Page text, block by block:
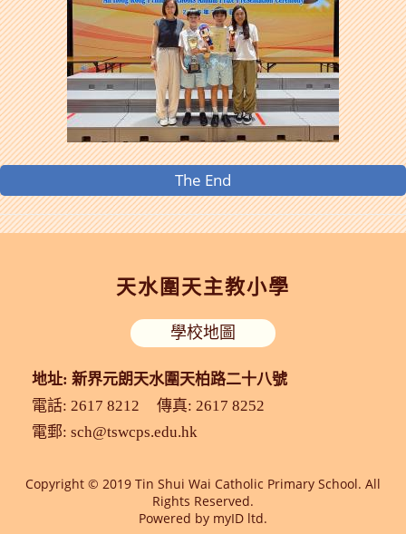
The End
天水圍天主教小學
地址: 新界元朗天水圍天柏路二十八號
學校地圖
電話: 2617 8212
傳真: 2617 8252
電郵: sch@tswcps.edu.hk
Copyright © 2019 Tin Shui Wai Catholic Primary School. All
Rights Reserved.
Powered by myID ltd.